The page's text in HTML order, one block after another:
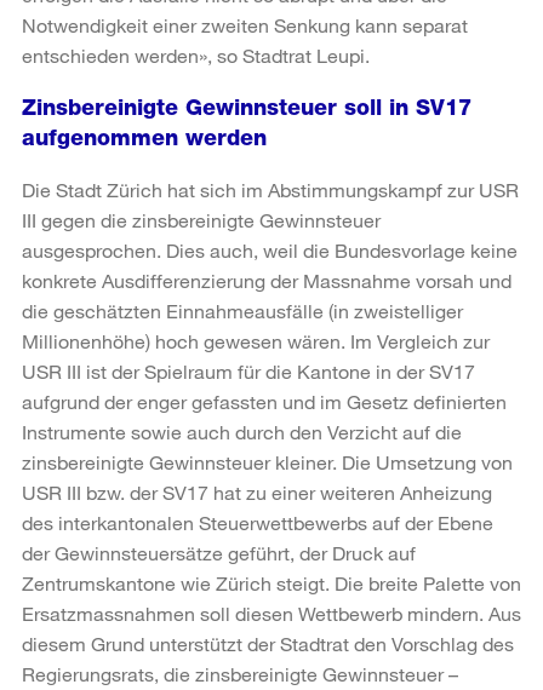
Notwendigkeit einer zweiten Senkung kann separat
entschieden werden», so Stadtrat Leupi.
Zinsbereinigte Gewinnsteuer soll in SV17
aufgenommen werden
Die Stadt Zürich hat sich im Abstimmungskampf zur USR
III gegen die zinsbereinigte Gewinnsteuer
ausgesprochen. Dies auch, weil die Bundesvorlage keine
konkrete Ausdifferenzierung der Massnahme vorsah und
die geschätzten Einnahmeausfälle (in zweistelliger
Millionenhöhe) hoch gewesen wären. Im Vergleich zur
USR III ist der Spielraum für die Kantone in der SV17
aufgrund der enger gefassten und im Gesetz definierten
Instrumente sowie auch durch den Verzicht auf die
zinsbereinigte Gewinnsteuer kleiner. Die Umsetzung von
USR III bzw. der SV17 hat zu einer weiteren Anheizung
des interkantonalen Steuerwettbewerbs auf der Ebene
der Gewinnsteuersätze geführt, der Druck auf
Zentrumskantone wie Zürich steigt. Die breite Palette von
Ersatzmassnahmen soll diesen Wettbewerb mindern. Aus
diesem Grund unterstützt der Stadtrat den Vorschlag des
Regierungsrats, die zinsbereinigte Gewinnsteuer –